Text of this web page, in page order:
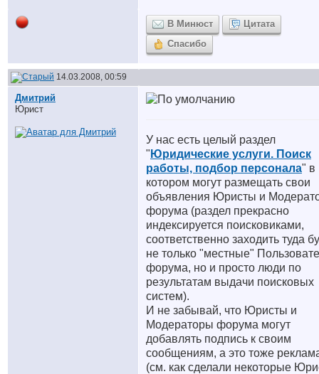
В Минюст
Цитата
Спасибо
14.03.2008, 00:59
Дмитрий
Юрист
У нас есть целый раздел
" Юридические услуги. Поиск
работы, подбор персонала" в
котором могут размещать свои
объявления Юристы и
форума (раздел прекрасно
индексируется поисковиками,
соответственно заходить туда
не только "местные"
форума, но и просто люди по
результатам выдачи поисковых
систем).
И не забывай, что Юристы и
Модераторы форума могут
добавлять подпись к своим
сообщениям, а это тоже
(см. как сделали некоторые